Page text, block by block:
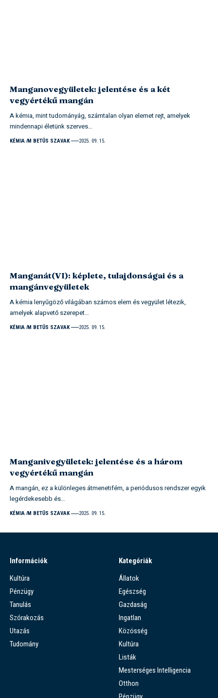
Manganovegyületek: jelentése és a két
vegyértékű mangán
A kémia, mint tudományág, számtalan olyan elemet rejt, amelyek
mindennapi életünk szerves…
KÉMIA M BETŰS SZAVAK 2025. 09. 15.
Manganát(VI): képlete, tulajdonságai és a
mangánvegyületek
A kémia lenyűgöző világában számos elem és vegyület létezik,
amelyek alapvető szerepet…
KÉMIA M BETŰS SZAVAK 2025. 09. 15.
Manganivegyületek: jelentése és a három
vegyértékű mangán
A mangán, ez a különleges átmenetifém, a periódusos rendszer egyik
legérdekesebb és…
KÉMIA M BETŰS SZAVAK 2025. 09. 15.
Információk
Kultúra
Pénzügy
Tanulás
Szórakozás
Utazás
Tudomány
Kategóriák
Állatok
Egészség
Gazdaság
Ingatlan
Közösség
Kultúra
Listák
Mesterséges Intelligencia
Otthon